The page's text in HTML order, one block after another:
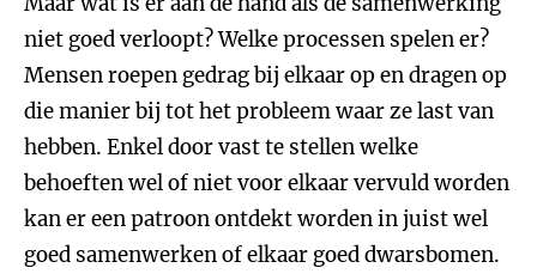
niet goed verloopt? Welke processen spelen er?
Mensen roepen gedrag bij elkaar op en dragen op
die manier bij tot het probleem waar ze last van
hebben. Enkel door vast te stellen welke
behoeften wel of niet voor elkaar vervuld worden
kan er een patroon ontdekt worden in juist wel
goed samenwerken of elkaar goed dwarsbomen.